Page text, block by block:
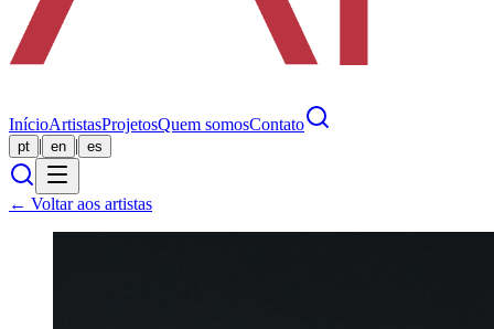
InícioArtistasProjetosQuem somosContato
pt | en | es
← Voltar aos artistas